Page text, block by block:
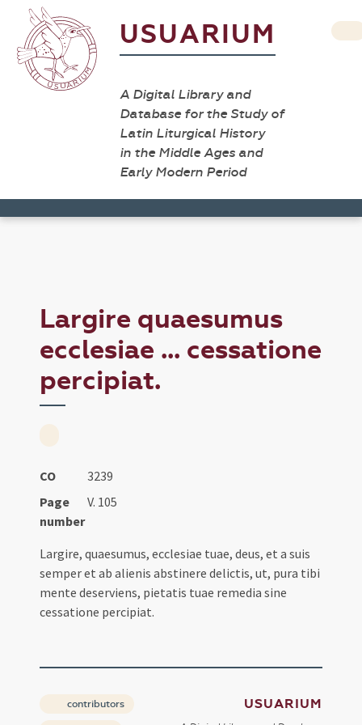
USUARIUM
A Digital Library and
Database for the Study of
Latin Liturgical History
in the Middle Ages and
Early Modern Period
Largire quaesumus
ecclesiae ... cessatione
percipiat.
CO
3239
Page
number
V. 105
Largire, quaesumus, ecclesiae tuae, deus, et a suis
semper et ab alienis abstinere delictis, ut, pura tibi
mente deserviens, pietatis tuae remedia sine
cessatione percipiat.
contributors USUARIUM